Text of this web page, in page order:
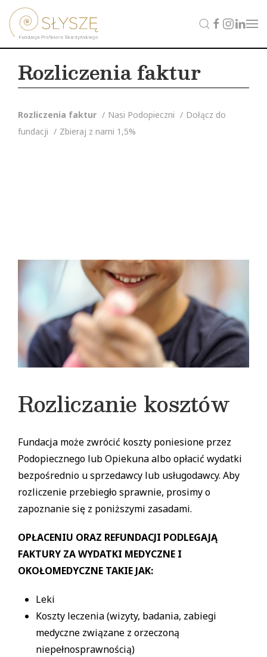
Rozliczenia faktur
Rozliczenia faktur Nasi Podopieczni
Dołącz do
fundacji
Zbieraj z nami 1,5%
Rozliczanie kosztów
Fundacja może zwrócić koszty poniesione przez
Podopiecznego lub Opiekuna albo opłacić wydatki
bezpośrednio u sprzedawcy lub usługodawcy. Aby
rozliczenie przebiegło sprawnie, prosimy o
zapoznanie się z poniższymi zasadami.
OPŁACENIU ORAZ REFUNDACJI PODLEGAJĄ
FAKTURY ZA WYDATKI MEDYCZNE I
OKOŁOMEDYCZNE TAKIE JAK:
Leki
Koszty leczenia (wizyty, badania, zabiegi
medyczne związane z orzeczoną
niepełnosprawnością)